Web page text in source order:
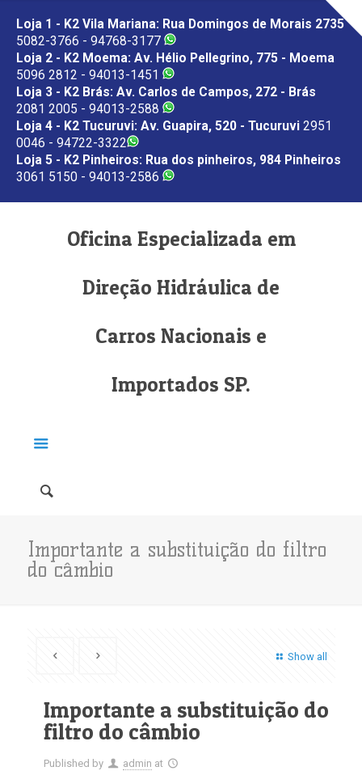
Loja 1 - K2 Vila Mariana: Rua Domingos de Morais 2735
5082-3766 - 94768-3177
Loja 2 - K2 Moema: Av. Hélio Pellegrino, 775 - Moema
5096 2812 - 94013-1451
Loja 3 - K2 Brás: Av. Carlos de Campos, 272 - Brás
2081 2005 - 94013-2588
Loja 4 - K2 Tucuruvi: Av. Guapira, 520 - Tucuruvi 2951
0046 - 94722-3322
Loja 5 - K2 Pinheiros: Rua dos pinheiros, 984 Pinheiros
3061 5150 - 94013-2586
Oficina Especializada em
Direção Hidráulica de
Carros Nacionais e
Importados SP.
Importante a substituição do filtro
do câmbio
Show all
Importante a substituição do
filtro do câmbio
Published by admin at